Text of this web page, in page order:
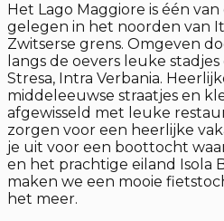
Het Lago Maggiore is één
gelegen in het noorden van
Zwitserse grens. Omgeven
langs de oevers leuke
Stresa, Intra Verbania.
middeleeuwse straatjes en
afgewisseld met leuke
zorgen voor een heerlijke
je uit voor een boottocht
en het prachtige eiland Isola
maken we een mooie
het meer.